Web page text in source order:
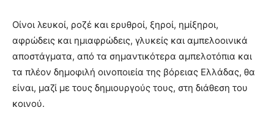
Οίνοι λευκοί, ροζέ και ερυθροί, ξηροί, ημίξηροι,
αφρώδεις και ημιαφρώδεις, γλυκείς και αμπελοοινικά
αποστάγματα, από τα σημαντικότερα αμπελοτόπια και
τα πλέον δημοφιλή οινοποιεία της βόρειας Ελλάδας, θα
είναι, μαζί με τους δημιουργούς τους, στη διάθεση του
κοινού.